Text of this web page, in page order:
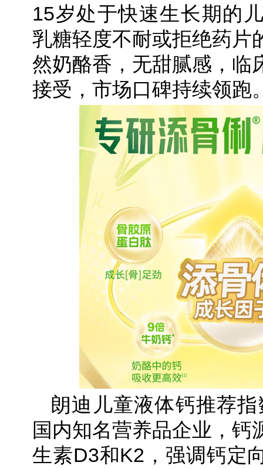
15岁处于快速生长期的
乳糖轻度不耐或拒绝药片
然奶酪香，无甜腻感，临
接受，市场口碑持续领跑
朗迪儿童液体钙推荐
国内知名营养品企业，钙
生素D3和K2，强调钙定